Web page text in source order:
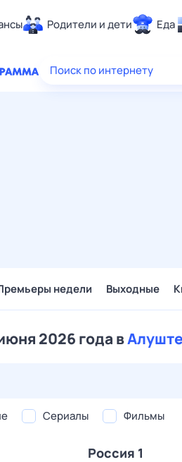
Родители и дети Еда
Здоровье
Поиск по интернету
недели Выходные
2026 года вАлуште
Сериалы Фильмы
Россия 1